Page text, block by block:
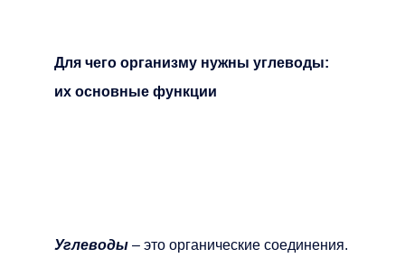
Для чего организму нужны углеводы:
их основные функции
Углеводы – это органические соединения.